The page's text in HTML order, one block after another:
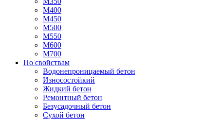
М400
М450
М500
М550
М600
М700
По свойствам
Водонепроницаемый бетон
Износостойкий
Жидкий бетон
Ремонтный бетон
Безусадочный бетон
Сухой бетон